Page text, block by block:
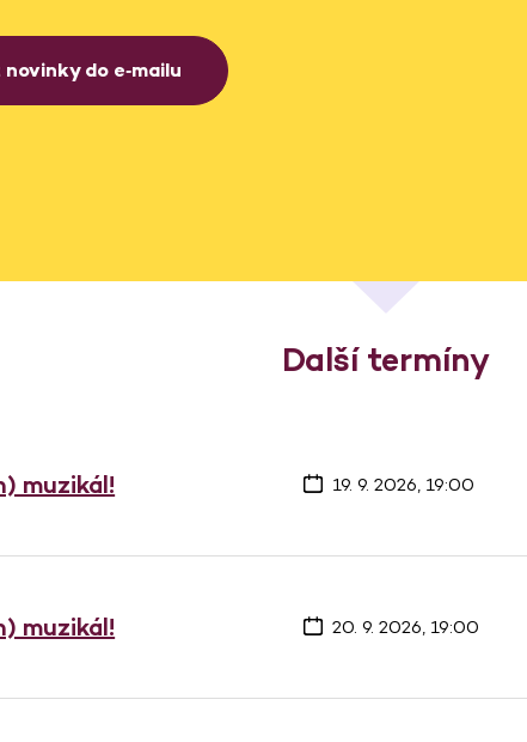
do e‑mailu
Další termíny
muzikál! 19. 9. 2026, 19:00
muzikál! 20. 9. 2026, 19:00